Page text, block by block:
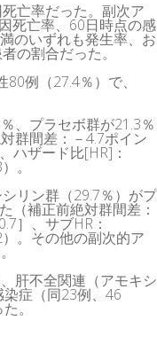
亡率だった。副次ア
死亡率、60日時点の感
のいずれも発生率、お
の割合だった。
例（27.4％）で、
、プラセボ群が21.3％
群間差：－4.7ポイン
ハザード比[HR]：
。
リン群（29.7％）がプ
（補正前絶対群間差：
］、サブHR：
。その他の副次的ア
肝不全関連（アモキシ
症（同23例、46
。